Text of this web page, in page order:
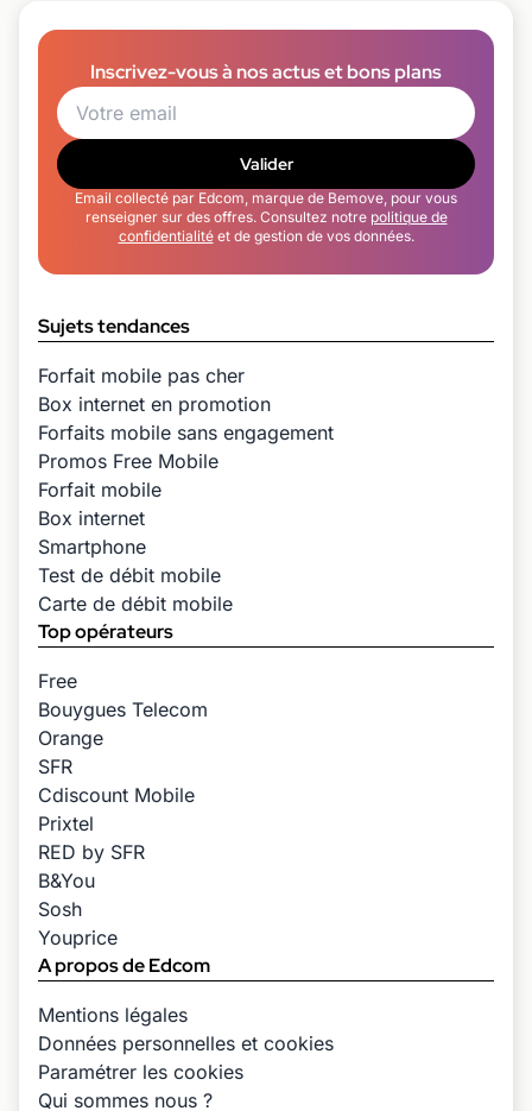
Inscrivez-vous à nos actus et bons plans
Valider
Email collecté par Edcom, marque de Bemove, pour vous
renseigner sur des offres. Consultez notre politique de
confidentialitéet de gestion de vos données.
Sujets tendances
Forfait mobile pas cher
Box internet en promotion
Forfaits mobile sans engagement
Promos Free Mobile
Forfait mobile
Box internet
Smartphone
Test de débit mobile
Carte de débit mobile
Top opérateurs
Free
Bouygues Telecom
Orange
SFR
Cdiscount Mobile
Prixtel
RED by SFR
B&You
Sosh
Youprice
A propos de Edcom
Mentions légales
Données personnelles et cookies
Paramétrer les cookies
Qui sommes nous ?